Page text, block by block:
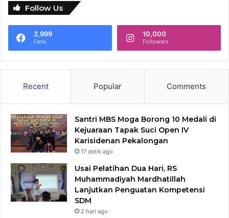
Follow Us
2,999
Fans
10,000
Followers
Recent Popular Comments
Santri MBS Moga Borong 10 Medali di
Kejuaraan Tapak Suci Open IV
Karisidenan Pekalongan
17 detik ago
Usai Pelatihan Dua Hari, RS
Muhammadiyah Mardhatillah
Lanjutkan Penguatan Kompetensi
SDM
2 hari ago